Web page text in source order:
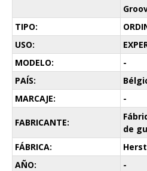
TIPO:
USO:
MODELO:
-
PAÍS:
MARCAJE:
-
FABRICANTE:
de
FÁBRICA:
AÑO:
-